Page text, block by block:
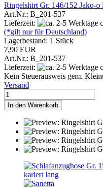
Ringelshirt Gr. 146/152 Jako-o
Art.Nr.: B_201-537
Lieferzeit:
(*gilt nur für Deutschland)
Lagerbestand: 1 Stück
7,90 EUR
Art.Nr.: B_201-537
Lieferzeit:
Kein Steuerausweis gem.
Versand
In den Warenkorb